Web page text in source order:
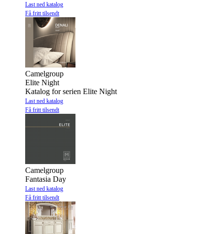
Last ned katalog
Få fritt tilsendt
Camelgroup
Elite Night
Katalog for serien Elite Night
Last ned katalog
Få fritt tilsendt
Camelgroup
Fantasia Day
Last ned katalog
Få fritt tilsendt